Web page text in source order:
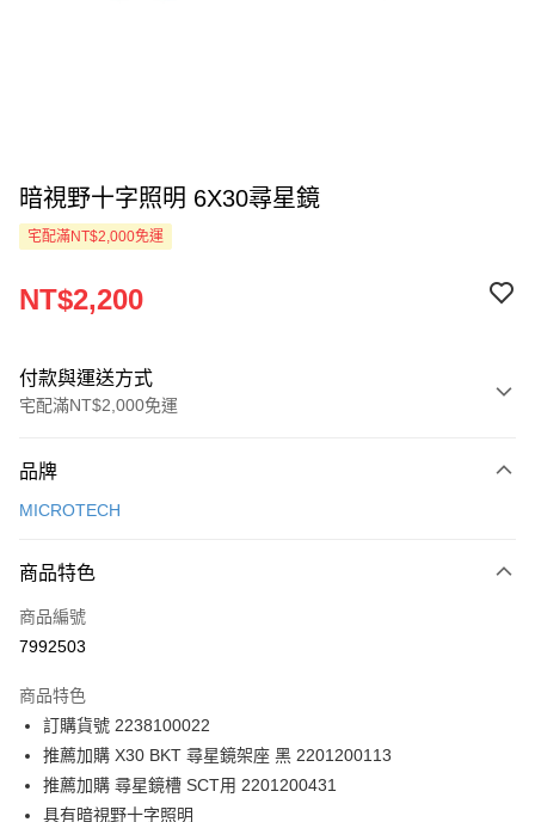
暗視野十字照明 6X30尋星鏡
宅配滿NT$2,000免運
NT$2,200
付款與運送方式
宅配滿NT$2,000免運
信用卡一次付款
Apple Pay
ATM付款
郵寄到府(台灣本島適用)
每筆NT$100，滿NT$2,000(含以上)免運費
台灣離島寄送(基本運費100元+離島加收80元)
品牌
MICROTECH
商品特色
商品編號
7992503
商品特色
訂購貨號 2238100022
推薦加購 X30 BKT 尋星鏡架座 黑 2201200113
推薦加購 尋星鏡槽 SCT用 2201200431
具有暗視野十字照明